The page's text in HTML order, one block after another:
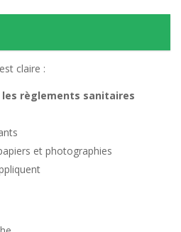
claire :
les règlements sanitaires
et photographies